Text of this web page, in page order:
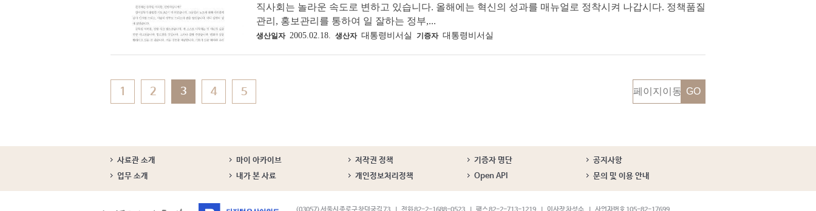
직사회는 놀라운 속도로 변하고 있습니다. 올해에는 혁신의 성과를 매뉴얼로 정착시켜 나갑시다. 정책품질
관리, 홍보관리를 통하여 일 잘하는 정부,...
생산일자 2005.02.18. 생산자 대통령비서실 기증자 대통령비서실
1 2 3 4 5
사료관 소개 마이 아카이브 저작권 정책 기증자 명단
공지사항
업무 소개
내가 본 사료 개인정보처리정책 Open API 문의 및 이용 안내